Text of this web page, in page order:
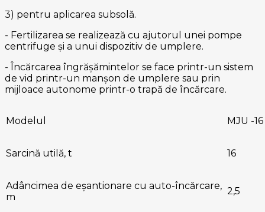
3) pentru aplicarea subsolă.
- Fertilizarea se realizează cu ajutorul unei pompe
centrifuge și a unui dispozitiv de umplere.
- Încărcarea îngrășămintelor se face printr-un sistem
de vid printr-un manșon de umplere sau prin
mijloace autonome printr-o trapă de încărcare.
Modelul MJU -16
Sarcină utilă, t 16
Adâncimea de eșantionare cu auto-încărcare,
m
2,5